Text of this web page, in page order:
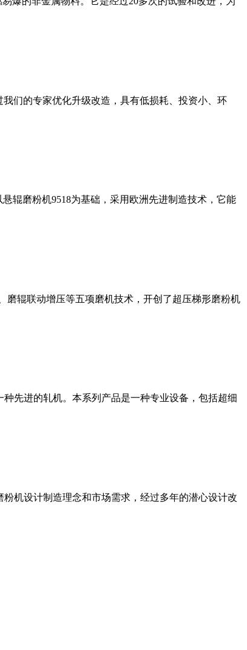
们的专家优化升级改造，具有低损耗、投资小、环
辊磨粉机9518为基础，采用欧洲先进制造技术，它能
磨辊联动增压等五项磨机技术，开创了超压梯形磨粉机
先进的轧机。本系列产品是一种专业设备，包括超细
机设计制造理念和市场需求，经过多年的潜心设计改